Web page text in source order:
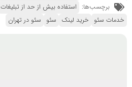
برچسب‌ها: استفاده بیش از حد از تبلیغات
خدمات سئو خرید لینک سئو سئو در تهران